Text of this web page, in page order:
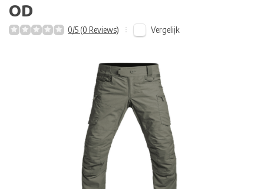
OD
0/5 (0 Reviews) Vergelijk